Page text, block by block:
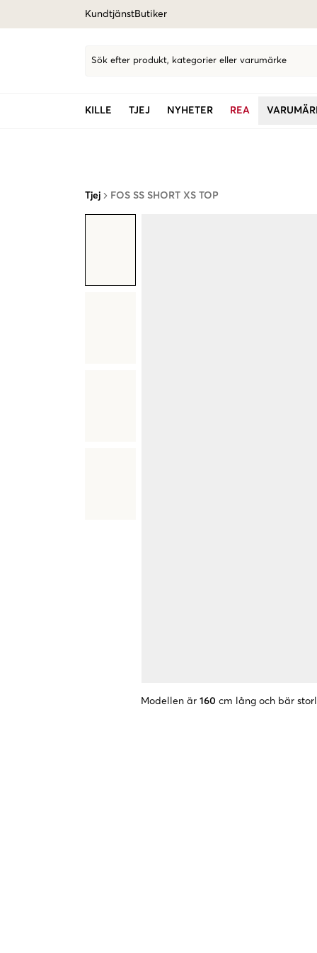
KundtjänstButiker
Sök efter produkt, kategorier eller varumärke
KILLE TJEJ NYHETER REA
Tjej FOS SS SHORT XS TOP
Modellen är 160 cm lång och bär